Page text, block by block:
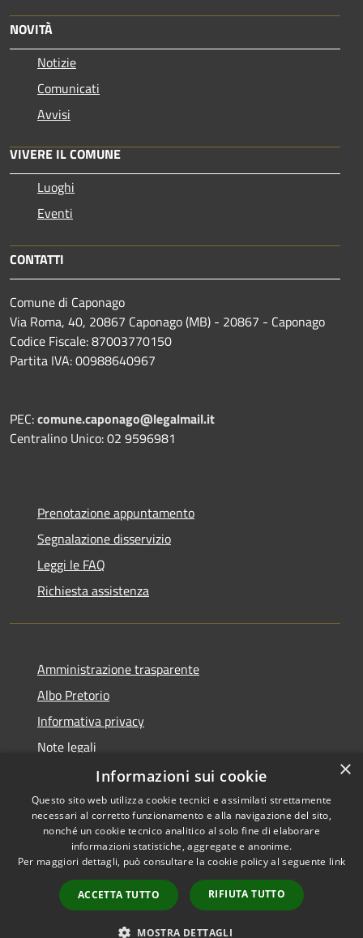
NOVITÀ
Notizie
Comunicati
Avvisi
VIVERE IL COMUNE
Luoghi
Eventi
CONTATTI
Comune di Caponago
Via Roma, 40, 20867 Caponago (MB) - 20867 - Caponago
Codice Fiscale: 87003770150
Partita IVA: 00988640967
PEC:comune.caponago@legalmail.it
Centralino Unico: 02 9596981
Prenotazione appuntamento
Segnalazione disservizio
Leggi le FAQ
Richiesta assistenza
Amministrazione trasparente
Albo Pretorio
Informativa privacy
Note legali
Dichiarazione di accessibilità
RSS
Accessibilità
Copyright © 2026 • Comune di
Municipium•
Accesso
redazione
×
Informazioni sui cookie
Questo sito web utilizza cookie tecnici e assimilati strettamente
necessari al corretto funzionamento e alla navigazione del sito,
nonché un cookie tecnico analitico al solo fine di elaborare
informazioni statistiche, aggregate e anonime.
Per maggiori dettagli, può consultare la cookie policy al seguente link
ACCETTA TUTTO RIFIUTA TUTTO
MOSTRA DETTAGLI